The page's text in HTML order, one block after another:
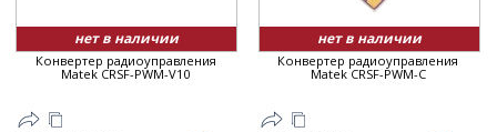
нет в наличии
Конвертер радиоуправления
Matek CRSF-PWM-V10
нет в наличии
Конвертер радиоуправления
Matek CRSF-PWM-C